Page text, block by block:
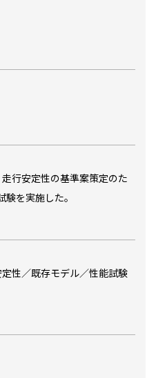
行安定性の基準案策定のた
を実施した。
性／既存モデル／性能試験